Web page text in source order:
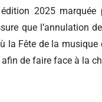
2025
que l’annulation
la Fête de la
de faire face à la